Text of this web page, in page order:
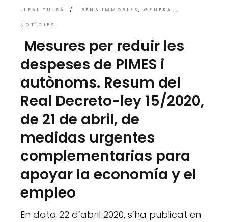
LLEAL TULSÀ BÉNS IMMOBLES GENERAL
NOTÍCIES
Mesures per reduir les
despeses de PIMES i
autònoms. Resum del
Real Decreto-ley 15/2020,
de 21 de abril, de
medidas urgentes
complementarias para
apoyar la economía y el
empleo
En data 22 d’abril 2020, s’ha publicat en